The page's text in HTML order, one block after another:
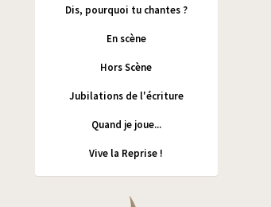
Dis, pourquoi tu chantes ?
En scène
Hors Scène
Jubilations de l'écriture
Quand je joue...
Vive la Reprise !